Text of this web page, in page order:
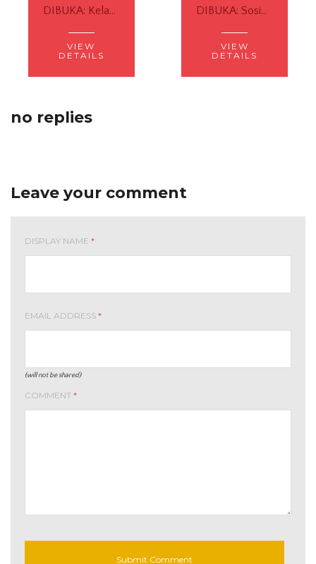
DIBUKA: Kelas Cinta yang Berpikir Angkatan #9
VIEW
DETAILS
DIBUKA: Sosialisasi CM dan CMid Angkatan #12
VIEW
DETAILS
no replies
Leave your comment
DISPLAY NAME *
EMAIL ADDRESS *
(will not be shared)
COMMENT *